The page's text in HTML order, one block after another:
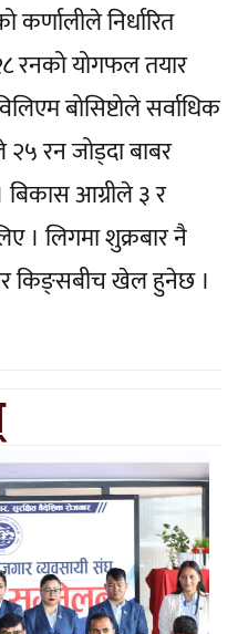
निर्धारित
रनको योगफल तयार
बोसिष्टोले सर्वाधिक
रन जोड्दा बाबर
आग्रीले ३ र
। लिगमा शुक्रबार नै
किङ्सबीच खेल हुनेछ ।